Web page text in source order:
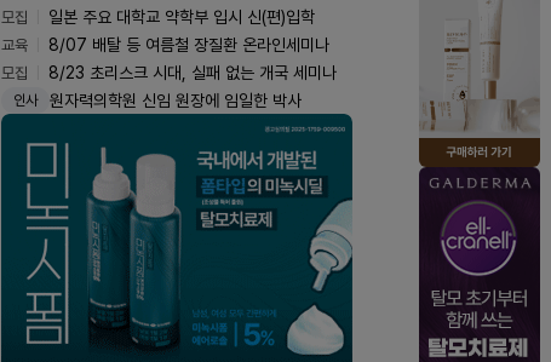
모집
일본 주요 대학교 약학부 입시 신(편)입학
교육
8/07 배탈 등 여름철 장질환 온라인세미나
모집
8/23 초리스크 시대, 실패 없는 개국 세미나
인사 원자력의학원 신임 원장에 임일한 박사